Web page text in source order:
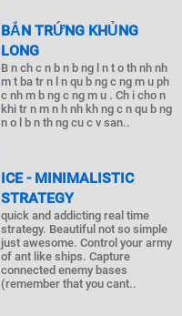
BẮN TRỨNG KHỦNG
LONG
B n ch c n b n b ng l n t o th nh nh
m t ba tr n l n qu b ng c ng m u ph
c nh m b ng c ng m u . Ch i cho n
khi tr n m n h nh kh ng c n qu b ng
n o l b n th ng cu c v san..
ICE - MINIMALISTIC
STRATEGY
quick and addicting real time
strategy. Beautiful not so simple
just awesome. Control your army
of ant like ships. Capture
connected enemy bases
(remember that you cant..